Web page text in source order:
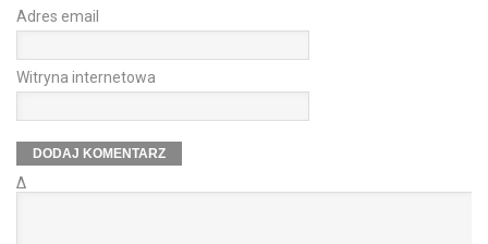
Adres email
Witryna internetowa
Δ